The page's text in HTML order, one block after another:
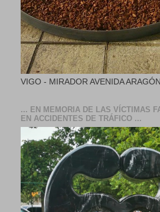
VIGO - MIRADOR AVENIDA ARAGÓN
... EN MEMORIA DE LAS VÍCTIMAS
EN ACCIDENTES DE TRÁFICO ...